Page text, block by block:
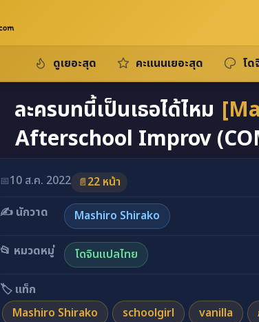
ดูเยอะสุด คะแนนเยอะสุด โด
ละครบทนี้เป็นเธอได้ไหม
Afterschool Improv
📅10 ส.ค. 2022 📄22 หน้า
✍️ นักวาด
Mashiro Shirako
📂 หมวดหมู่ โดจินแปลไทย
🏷️ แท็ก
Mashiro Shirako
schoolgirl vanilla